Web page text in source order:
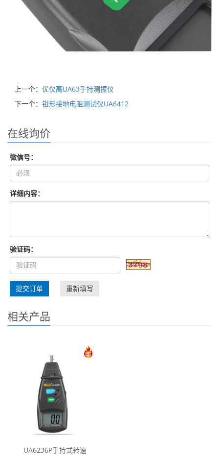
上一个： 优仪高UA63手持测振仪
下一个： 钳形接地电阻测试仪UA6412
在线询价
微信号：
详细内容：
验证码：
提交订单 重新填写
相关产品
UA6236P手持式转速